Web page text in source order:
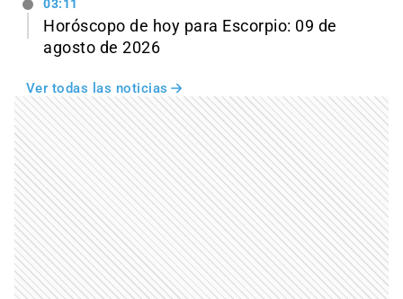
03:11
Horóscopo de hoy para Escorpio: 09 de
agosto de 2026
Ver todas las noticias